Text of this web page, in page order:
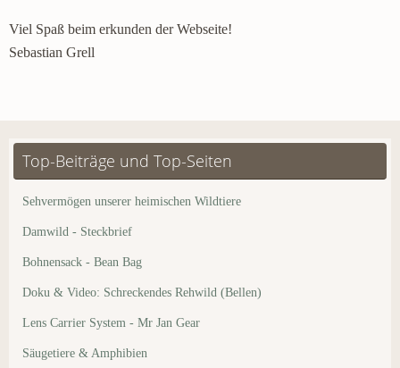
Viel Spaß beim erkunden der Webseite!
Sebastian Grell
Top-Beiträge und Top-Seiten
Sehvermögen unserer heimischen Wildtiere
Damwild - Steckbrief
Bohnensack - Bean Bag
Doku & Video: Schreckendes Rehwild (Bellen)
Lens Carrier System - Mr Jan Gear
Säugetiere & Amphibien